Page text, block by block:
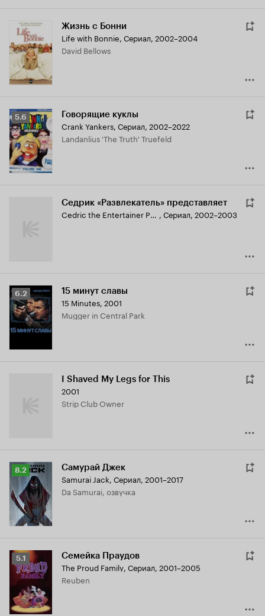
Жизнь с Бонни
Life with Bonnie, Сериал, 2002–2004
David Bellows
Рейтинг
Кинопоиска
5.6
5.6 Говорящие куклы
Crank Yankers, Сериал, 2002–2022
Landanlius 'The Truth' Truefeld
Седрик «Развлекатель» представляет
Cedric the Entertainer Presents , Сериал, 2002–2003
Рейтинг
Кинопоиска
6.2
6.2 15 минут славы
15 Minutes, 2001
Mugger in Central Park
I Shaved My Legs for This
2001
Strip Club Owner
Рейтинг
Кинопоиска
8.2
8.2 Самурай Джек
Samurai Jack, Сериал, 2001–2017
Da Samurai, озвучка
Рейтинг
Кинопоиска
5.1
5.1 Семейка Праудов
The Proud Family, Сериал, 2001–2005
Reuben